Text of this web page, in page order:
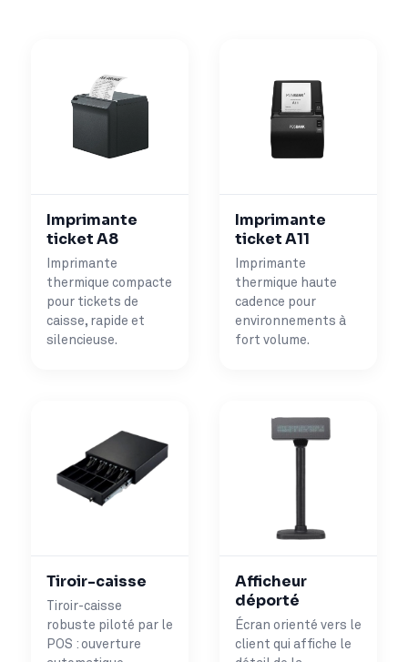
Imprimante
ticket A8
Imprimante
thermique compacte
pour tickets de
caisse, rapide et
silencieuse.
Imprimante
ticket A11
Imprimante
thermique haute
cadence pour
environnements à
fort volume.
Tiroir-caisse
Tiroir-caisse
robuste piloté par le
POS : ouverture
Afficheur
déporté
Écran orienté vers le
client qui affiche le